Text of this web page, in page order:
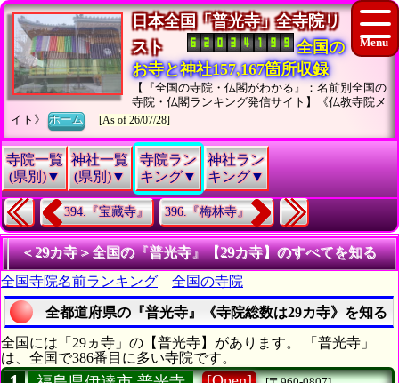
日本全国「普光寺」全寺院リ
スト
全国の
お寺と神社157,167箇所収録
【『全国の寺院・仏閣がわかる』：名前別全国の
寺院・仏閣ランキング発信サイト】《仏教寺院メ
イト》ホーム [As of 26/07/28]
寺院一覧
(県別)▼
神社一覧
(県別)▼
寺院ラン
キング▼
神社ラン
キング▼
394.『宝藏寺』 396.『梅林寺』
＜29カ寺＞全国の『普光寺』【29カ寺】のすべてを知る
全国寺院名前ランキング
全国の寺院
全都道府県の『普光寺』《寺院総数は29カ寺》を知る
全国には「29ヵ寺」の【普光寺】があります。 「普光寺」
は、全国で386番目に多い寺院です。